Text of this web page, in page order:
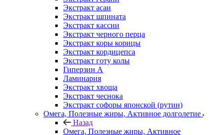
Экстракт асаи
Экстракт шпината
Экстракт кассии
Экстракт черного перца
Экстракт коры корицы
Экстракт кордицепса
Экстракт готу колы
Гиперзин А
Ламинария
Экстракт хвоща
Экстракт чеснока
Экстракт софоры японской (рутин)
Омега, Полезные жиры, Активное долголетие
Назад
Омега, Полезные жиры, Активное